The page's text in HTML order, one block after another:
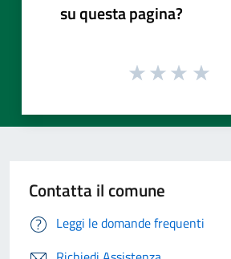
su questa pagina?
Contatta il comune
Leggi le domande frequenti